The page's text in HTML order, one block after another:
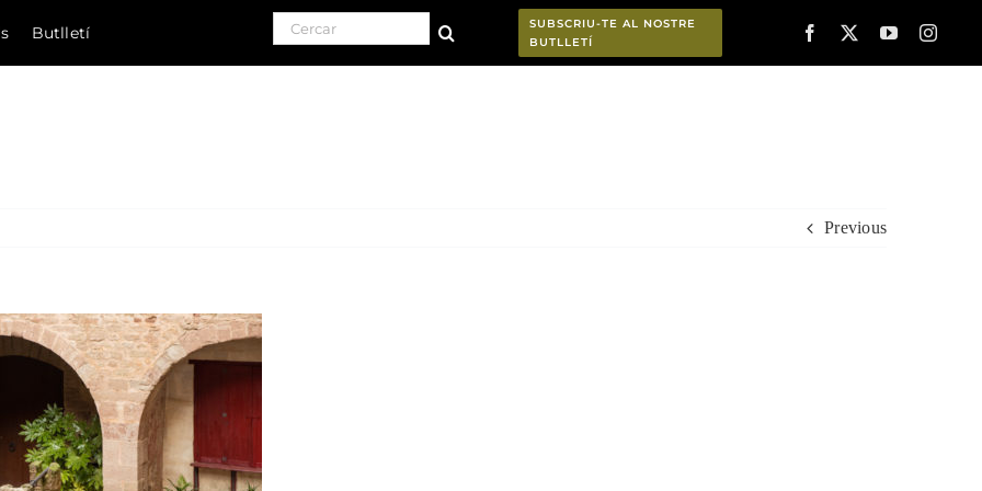
Butlletí Search for:
SUBSCRIU-TE AL NOSTRE
BUTLLETÍ
Previous